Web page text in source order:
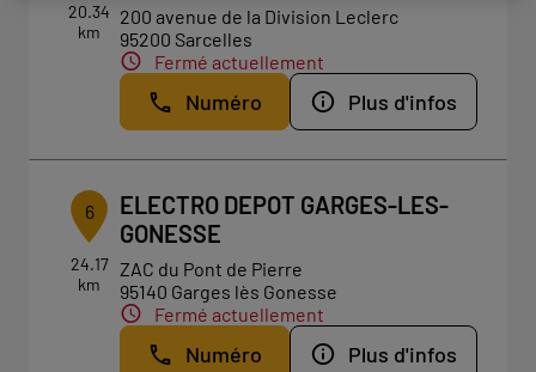
20.34
km
200 avenue de la Division Leclerc
95200 Sarcelles
Fermé actuellement
Numéro Plus d'infos
6
24.17
km
ELECTRO DEPOT GARGES-LES-
GONESSE
ZAC du Pont de Pierre
95140 Garges lès Gonesse
Fermé actuellement
Numéro Plus d'infos